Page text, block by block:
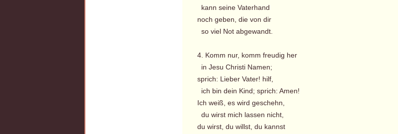
kann seine Vaterhand
noch geben, die von dir
so viel Not abgewandt.
4. Komm nur, komm freudig her
in Jesu Christi Namen;
sprich: Lieber Vater! hilf,
ich bin dein Kind; sprich: Amen!
Ich weiß, es wird geschehn,
du wirst mich lassen nicht,
du wirst, du willst, du kannst